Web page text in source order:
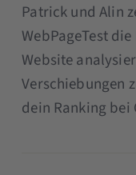
Patrick und Alin
WebPageTest
Website
Verschiebungen
dein Ranking bei